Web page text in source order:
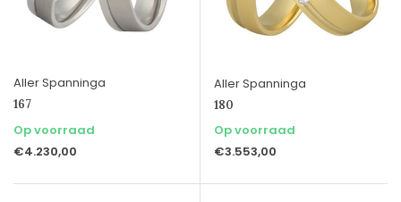
Aller Spanninga
167
Op voorraad
€4.230,00
Aller Spanninga
180
Op voorraad
€3.553,00